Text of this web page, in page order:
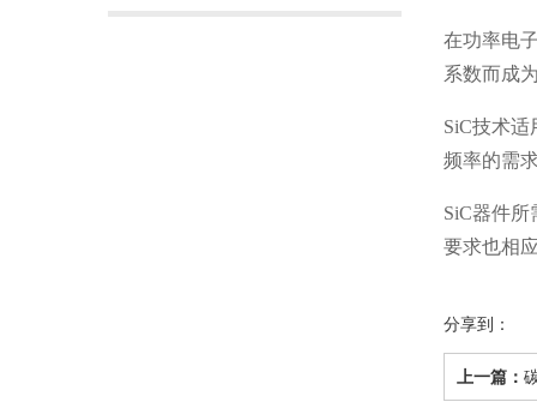
在功率电
系数而成
SiC技术
频率的需
SiC器件
要求也相
分享到：
上一篇：